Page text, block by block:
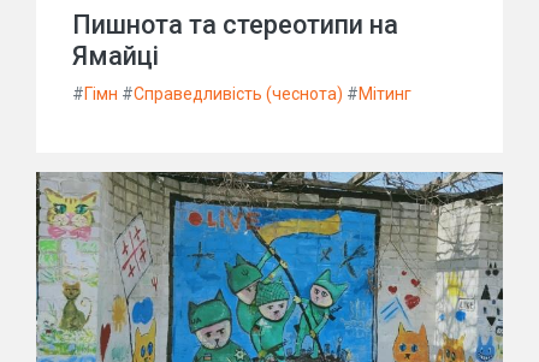
Пишнота та стереотипи на
Ямайці
#Гімн #Справедливість (чеснота) #Мітинг